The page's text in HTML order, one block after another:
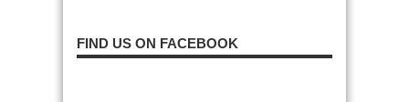
FIND US ON FACEBOOK